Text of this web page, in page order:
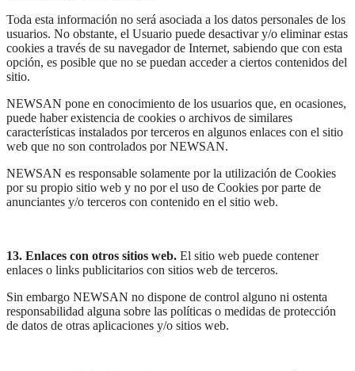
Toda esta información no será asociada a los datos personales de los
usuarios. No obstante, el Usuario puede desactivar y/o eliminar estas
cookies a través de su navegador de Internet, sabiendo que con esta
opción, es posible que no se puedan acceder a ciertos contenidos del
sitio.
NEWSAN pone en conocimiento de los usuarios que, en ocasiones,
puede haber existencia de cookies o archivos de similares
características instalados por terceros en algunos enlaces con el sitio
web que no son controlados por NEWSAN.
NEWSAN es responsable solamente por la utilización de Cookies
por su propio sitio web y no por el uso de Cookies por parte de
anunciantes y/o terceros con contenido en el sitio web.
13. Enlaces con otros sitios web. El sitio web puede contener
enlaces o links publicitarios con sitios web de terceros.
Sin embargo NEWSAN no dispone de control alguno ni ostenta
responsabilidad alguna sobre las políticas o medidas de protección
de datos de otras aplicaciones y/o sitios web.